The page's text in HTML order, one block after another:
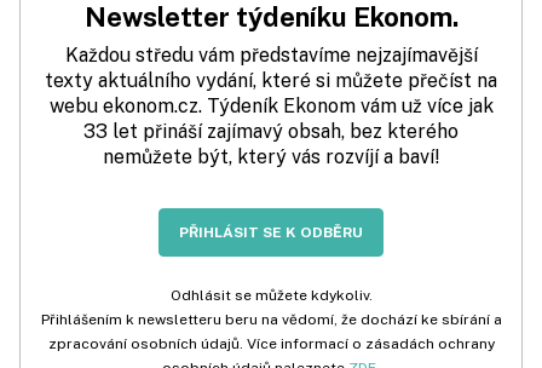
Newsletter týdeníku Ekonom.
Každou středu vám představíme nejzajímavější
texty aktuálního vydání, které si můžete přečíst na
webu ekonom.cz. Týdeník Ekonom vám už více jak
33 let přináší zajímavý obsah, bez kterého
nemůžete být, který vás rozvíjí a baví!
PŘIHLÁSIT SE K ODBĚRU
Odhlásit se můžete kdykoliv.
Přihlášením k newsletteru beru na vědomí, že dochází ke sbírání a
zpracování osobních údajů. Více informací o zásadách ochrany